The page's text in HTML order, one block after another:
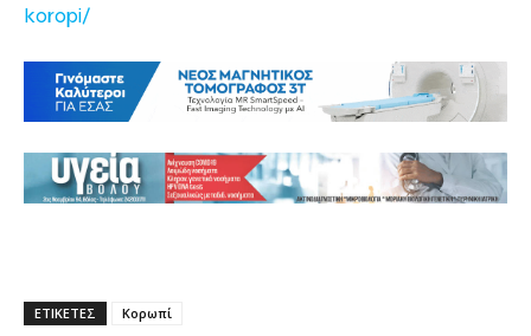
koropi/
ΕΤΙΚΕΤΕΣ Κορωπί